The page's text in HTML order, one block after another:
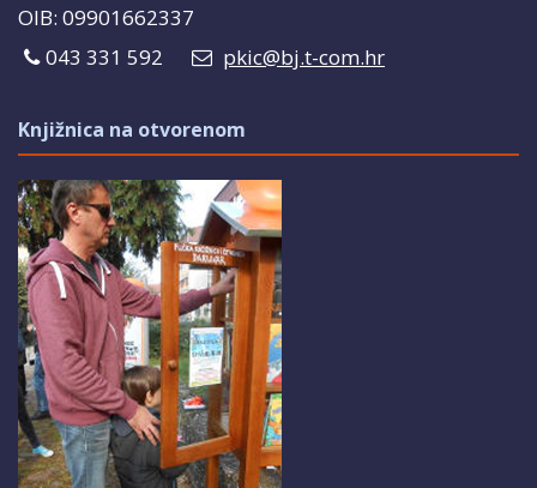
OIB: 09901662337
043 331 592
pkic@bj.t-com.hr
Knjižnica na otvorenom